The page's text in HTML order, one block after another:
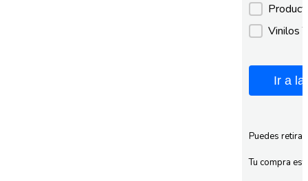
Vinilos
Ir a la
Puedes
Tu compra